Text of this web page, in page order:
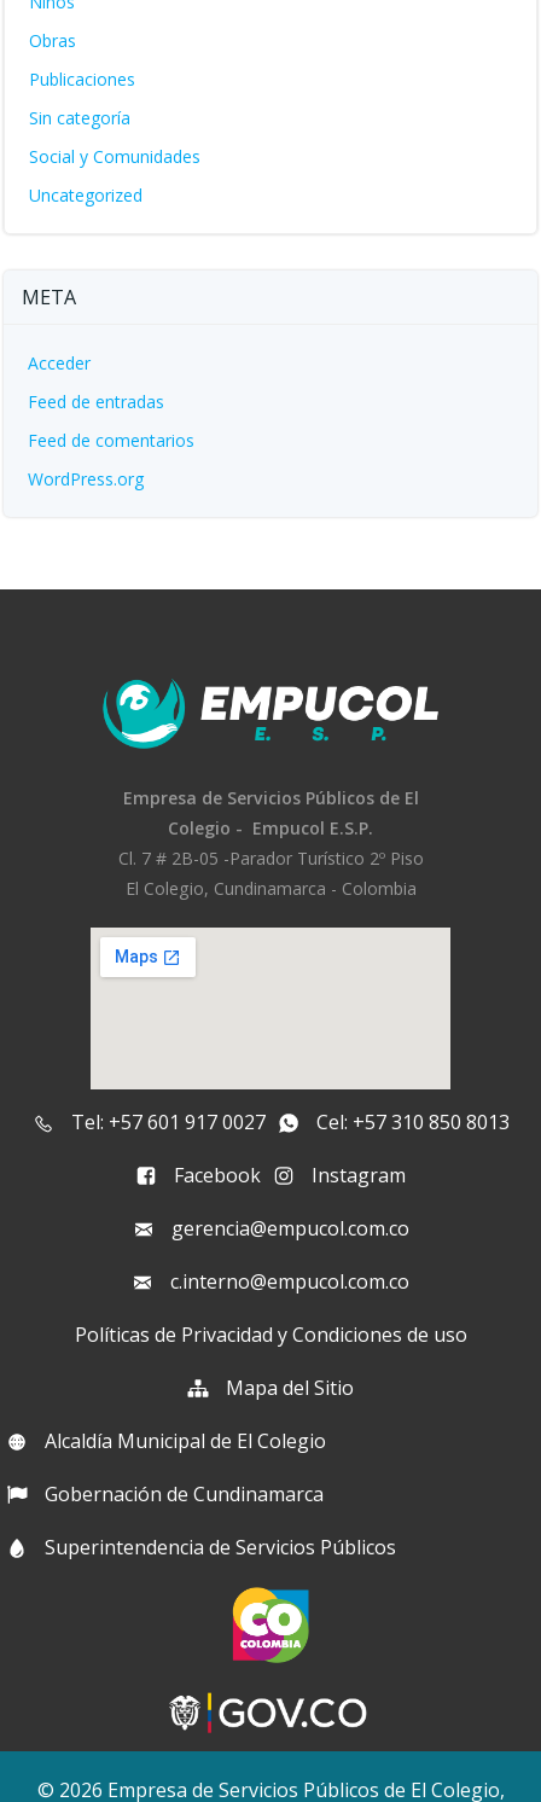
Obras
Publicaciones
Sin categoría
Social y Comunidades
Uncategorized
META
Acceder
Feed de entradas
Feed de comentarios
WordPress.org
Empresa de Servicios Públicos de El
Colegio - Empucol E.S.P.
Cl. 7 # 2B-05 -Parador Turístico 2º Piso
El Colegio, Cundinamarca - Colombia
Tel: +57 601 917 0027
Cel: +57 310 850 8013
Facebook
Instagram
gerencia@empucol.com.co
c.interno@empucol.com.co
Políticas de Privacidad y Condiciones de uso
Mapa del Sitio
Alcaldía Municipal de El Colegio
Gobernación de Cundinamarca
Superintendencia de Servicios Públicos
© 2026 Empresa de Servicios Públicos de El Colegio,